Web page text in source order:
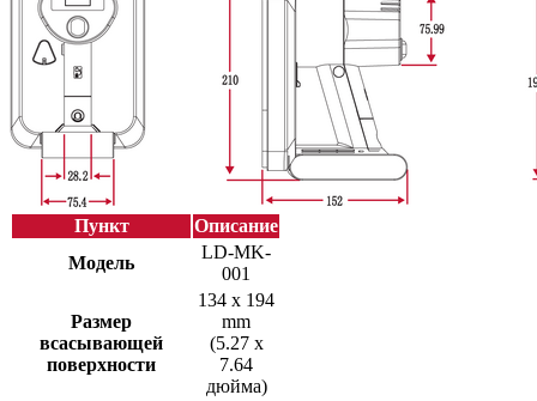
Пункт
Описание
Модель
LD-MK-
001
Размер
всасывающей
поверхности
134 x 194
mm
(5.27 x
7.64
дюйма)